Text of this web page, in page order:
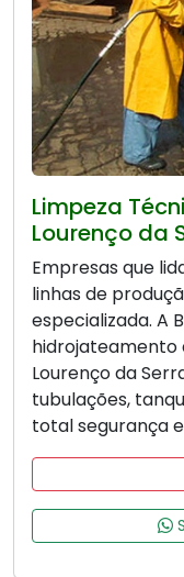
Limpeza
Lourenço da
Empresas que
linhas de
especializada. A
hidrojateamento
Lourenço da
tubulações,
total segurança